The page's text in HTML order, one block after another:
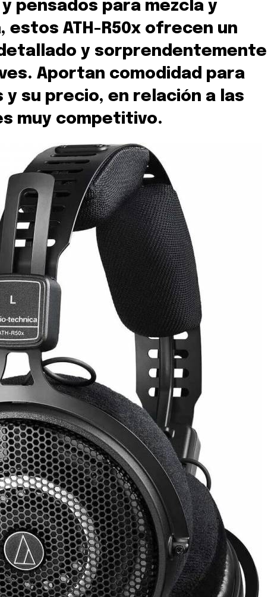
parte de
pensados para mezcla y
estos ATH-R50x ofrecen un
y sorprendentemente
Aportan comodidad para
y su precio, en relación a las
muy competitivo.